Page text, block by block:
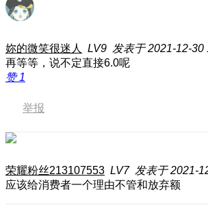
妳的微笑很迷人 LV9 发表于 2021-12-30
再等等，说不定直接6.0呢
赞1
举报
荣耀粉丝213107553 LV7 发表于 2021-
应该给消费者一个理由不管和放弃额